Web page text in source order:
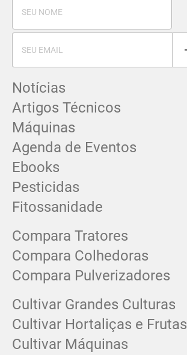
Notícias
Artigos Técnicos
Máquinas
Agenda de Eventos
Ebooks
Pesticidas
Fitossanidade
Compara Tratores
Compara Colhedoras
Compara Pulverizadores
Cultivar Grandes Culturas
Cultivar Hortaliças e Frutas
Cultivar Máquinas